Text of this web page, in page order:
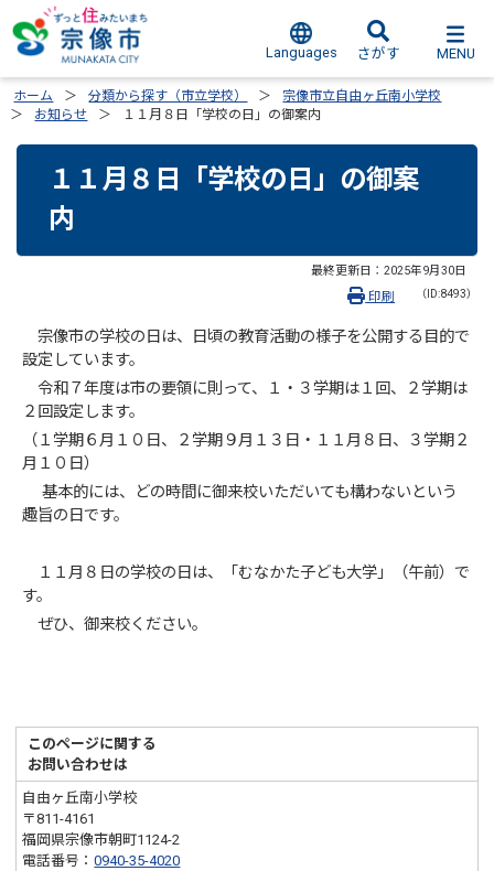
Languages さがす MENU
ホーム 分類から探す（市立学校）
宗像市立自由ヶ丘南小学校
お知らせ
１１月８日「学校の日」の御案内
１１月８日「学校の日」の御案
内
最終更新日： 2025年9月30日
（ID:8493）
印刷
宗像市の学校の日は、日頃の教育活動の様子を公開する目的で
設定しています。
令和７年度は市の要領に則って、１・３学期は１回、２学期は
２回設定します。
（１学期６月１０日、２学期９月１３日・１１月８日、３学期２
月１０日）
基本的には、どの時間に御来校いただいても構わないという
趣旨の日です。
１１月８日の学校の日は、「むなかた子ども大学」（午前）で
す。
ぜひ、御来校ください。
このページに関する
お問い合わせは
自由ヶ丘南小学校
〒811-4161
福岡県宗像市朝町1124-2
電話番号：0940-35-4020